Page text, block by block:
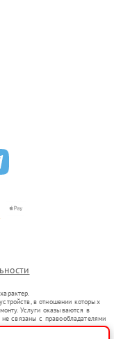
в отношении которых
Услуги оказываются в
связаны с правообладателями
оборот в соответствии